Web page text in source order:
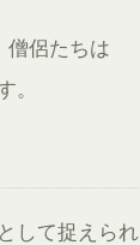
僧侶たちは
。
して捉えられ